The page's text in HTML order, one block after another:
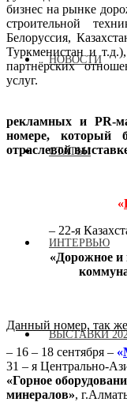
НОВОСТИ
СТАТЬИ
ИНТЕРВЬЮ
ВЫСТАВКИ
бизнес на рынке
строительной
Белоруссия,
Туркменистан и
партнёрских
услуг.
рекламных и PR-
номере,
который
отраслевой
«
– 22-я
«Дорожное и
Данный номер, так
– 16 – 18 сентября – «
31 – я Центрально-
«Горное
минералов»,